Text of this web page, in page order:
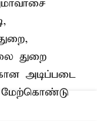
துறை
அடிப்படை
மேற்கொண்டு